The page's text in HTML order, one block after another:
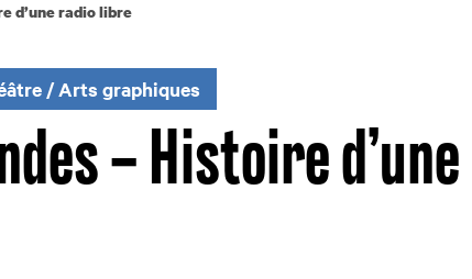
d’une radio libre
/Arts graphiques
– Histoire d’une